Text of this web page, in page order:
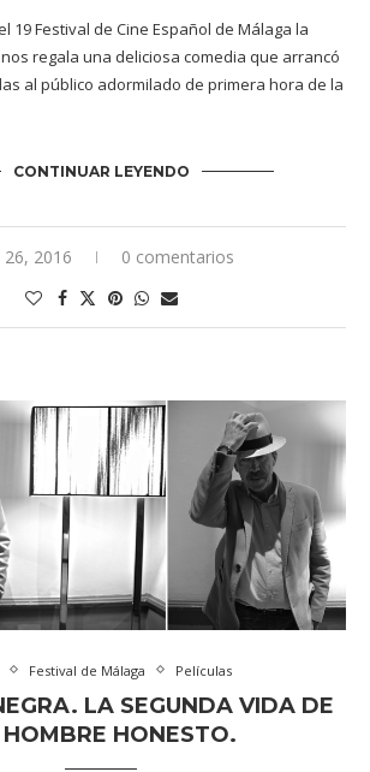
19 Festival de Cine Español de Málaga la
regala una deliciosa comedia que arrancó
al público adormilado de primera hora de la
CONTINUAR LEYENDO
26, 2016 0 comentarios
Festival de Málaga Películas
LA SEGUNDA VIDA DE
HOMBRE HONESTO.